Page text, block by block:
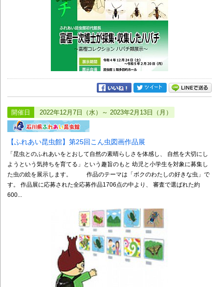
開催日 2022年12月7日（水）～ 2023年2月13日（月）
【ふれあい昆虫館】第25回こん虫図画作品展
「昆虫とのふれあいをとおして自然の素晴らしさを体感し、 自然を大切にし
ようという気持ちを育てる」という趣旨のもと 幼児と小学生を対象に募集し
た虫の絵を展示します。 作品のテーマは「ボクのわたしの好きな虫」で
す。 作品展に応募された全応募作品1706点の中より、 審査で選ばれた約
600...